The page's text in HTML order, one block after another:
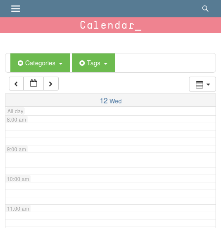
Calendar
Categories Tags
12 Wed
All-day
6:00 am
7:00 am
8:00 am
9:00 am
10:00 am
11:00 am